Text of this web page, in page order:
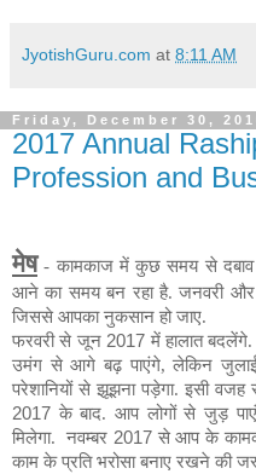
JyotishGuru.com at 8:11 AM
Friday, December 30,
2017 Annual
Profession and
मेष - कामकाज में कुछ समय से
आने का समय बन रहा है. जनवरी और
जिससे आपका नुकसान हो जाए.
फरवरी से जून 2017 में हालात
उमंग से आगे बढ़ पाएंगे, लेकिन
परेशानियों से झूझना पड़ेगा. इसी
2017 के बाद. आप लोगों से जुड़
मिलेगा.
नवम्बर 2017 से आप के
काम के प्रति भरोसा बनाए रखने की